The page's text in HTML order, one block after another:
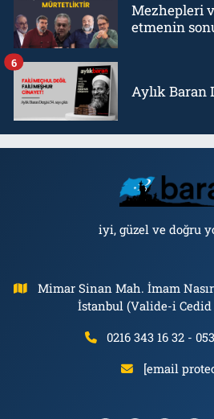
Mezhepleri
etmenin
Aylık Baran
6
iyi, güzel ve doğru
Mimar Sinan Mah. İmam
İstanbul (Valide-i Cedid
0216 343 16 32 -
[email